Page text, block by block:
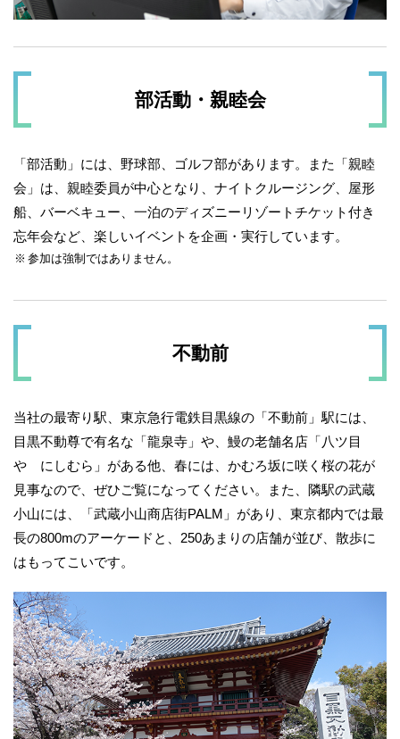
部活動・親睦会
「部活動」には、野球部、ゴルフ部があります。また「親睦
会」は、親睦委員が中心となり、ナイトクルージング、屋形
船、バーベキュー、一泊のディズニーリゾートチケット付き
忘年会など、楽しいイベントを企画・実行しています。
参加は強制ではありません。
不動前
当社の最寄り駅、東京急行電鉄目黒線の「不動前」駅には、
目黒不動尊で有名な「龍泉寺」や、鰻の老舗名店「八ツ目
や にしむら」がある他、春には、かむろ坂に咲く桜の花が
見事なので、ぜひご覧になってください。また、隣駅の武蔵
小山には、「武蔵小山商店街PALM」があり、東京都内では最
長の800mのアーケードと、250あまりの店舗が並び、散歩に
はもってこいです。